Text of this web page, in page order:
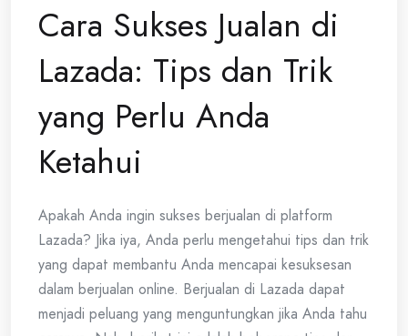
Cara Sukses Jualan di
Lazada: Tips dan Trik
yang Perlu Anda
Ketahui
Apakah Anda ingin sukses berjualan di platform
Lazada? Jika iya, Anda perlu mengetahui tips dan trik
yang dapat membantu Anda mencapai kesuksesan
dalam berjualan online. Berjualan di Lazada dapat
menjadi peluang yang menguntungkan jika Anda tahu